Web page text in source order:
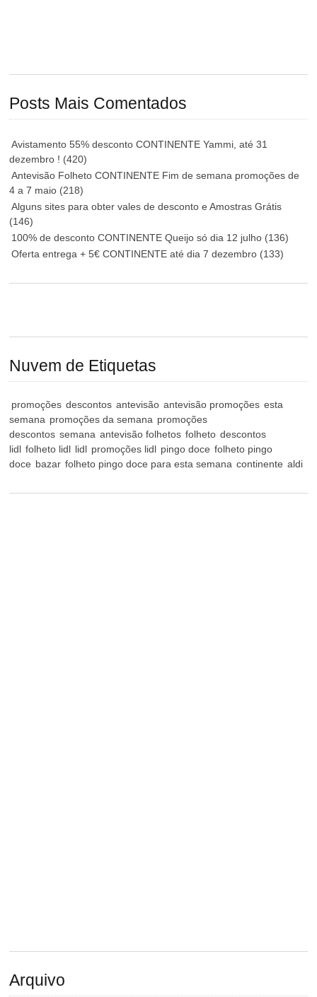
Posts Mais Comentados
Avistamento 55% desconto CONTINENTE Yammi, até 31
dezembro ! (420)
Antevisão Folheto CONTINENTE Fim de semana promoções de
4 a 7 maio (218)
Alguns sites para obter vales de desconto e Amostras Grátis
(146)
100% de desconto CONTINENTE Queijo só dia 12 julho (136)
Oferta entrega + 5€ CONTINENTE até dia 7 dezembro (133)
Nuvem de Etiquetas
promoções descontos antevisão antevisão promoções esta
semana promoções da semana promoções
descontos semana antevisão folhetos folheto descontos
lidl folheto lidl lidl promoções lidl pingo doce folheto pingo
doce bazar folheto pingo doce para esta semana continente aldi
Arquivo